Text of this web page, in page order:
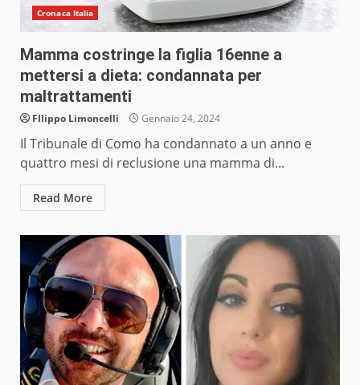
Cronaca Italia
Mamma costringe la figlia 16enne a
mettersi a dieta: condannata per
maltrattamenti
FIlippo Limoncelli Gennaio 24, 2024
Il Tribunale di Como ha condannato a un anno e
quattro mesi di reclusione una mamma di...
Read More